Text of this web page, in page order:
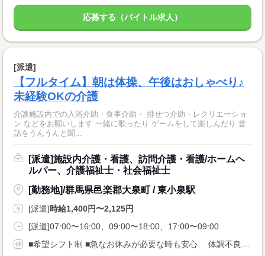
応募する（バイトル求人）
[派遣]
【フルタイム】朝は体操、午後はおしゃべり♪
未経験OKの介護
介護施設内での入浴介助・食事介助・ 排せつ介助・レクリエーショ
ン などをお願いします 一緒に歌ったり ゲームをして楽しんだり 昔
話をうんうんと聞...
[派遣]施設内介護・看護、訪問介護・看護/ホームヘ
ルパー、介護福祉士・社会福祉士
[勤務地]/群馬県邑楽郡大泉町 / 東小泉駅
[派遣]時給1,400円〜2,125円
[派遣]07:00〜16:00、09:00〜18:00、17:00〜09:00